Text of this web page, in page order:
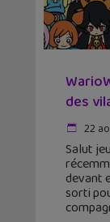
des
22
Salut
devant
sorti